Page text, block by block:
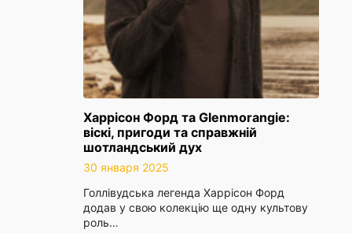
Харрісон Форд та Glenmorangie:
віскі, пригоди та справжній
шотландський дух
30 января 2025
Голлівудська легенда Харрісон Форд
додав у свою колекцію ще одну культову
роль…